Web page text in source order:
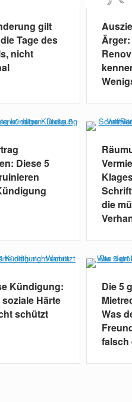
gilt
Tage des
nicht
Diese 5
die
Kündigung:
Härte
schützt
Die 5
Was
falsch